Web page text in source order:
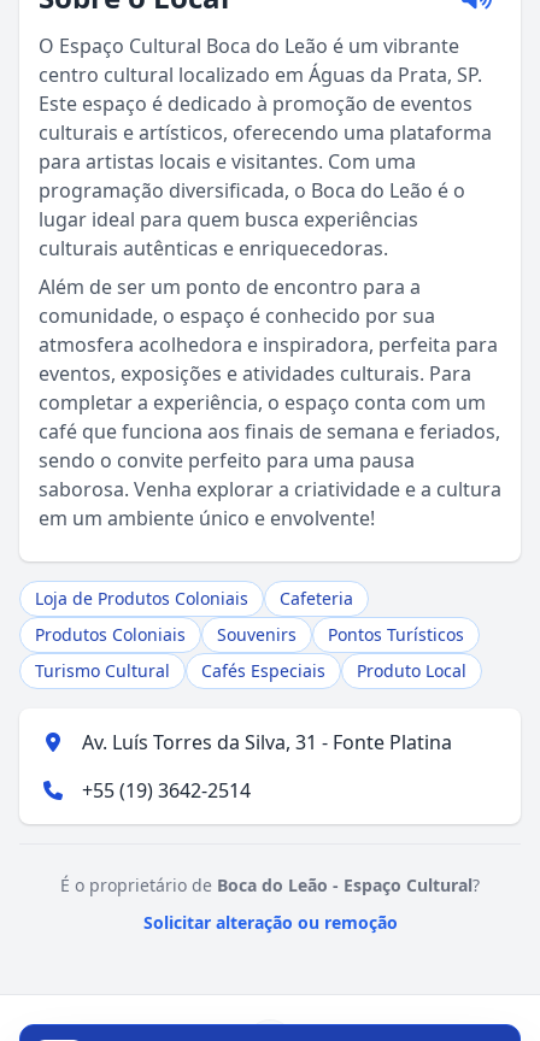
O Espaço Cultural Boca do Leão é um vibrante
centro cultural localizado em Águas da Prata, SP.
Este espaço é dedicado à promoção de eventos
culturais e artísticos, oferecendo uma plataforma
para artistas locais e visitantes. Com uma
programação diversificada, o Boca do Leão é o
lugar ideal para quem busca experiências
culturais autênticas e enriquecedoras.
​Além de ser um ponto de encontro para a
comunidade, o espaço é conhecido por sua
atmosfera acolhedora e inspiradora, perfeita para
eventos, exposições e atividades culturais. Para
completar a experiência, o espaço conta com um
café que funciona aos finais de semana e feriados,
sendo o convite perfeito para uma pausa
saborosa. Venha explorar a criatividade e a cultura
em um ambiente único e envolvente!
Loja de Produtos Coloniais
Cafeteria
Produtos Coloniais
Souvenirs
Pontos Turísticos
Turismo Cultural
Cafés Especiais Produto Local
Av. Luís Torres da Silva, 31 - Fonte Platina
+55 (19) 3642-2514
É o proprietário de Boca do Leão - Espaço Cultural?
Solicitar alteração ou remoção
Sou Turista em Águas da Prata
Sou Morador